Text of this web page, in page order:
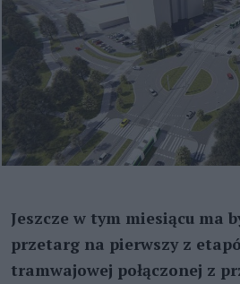
Jeszcze w tym miesiącu ma
przetarg na pierwszy z
tramwajowej połączonej z